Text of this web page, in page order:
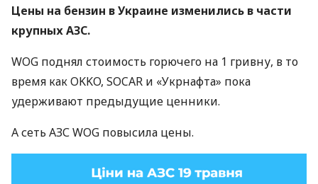
Цены на бензин в Украине изменились в части
крупных АЗС.
WOG поднял стоимость горючего на 1 гривну, в то
время как OKKO, SOCAR и «Укрнафта» пока
удерживают предыдущие ценники.
А сеть АЗС WOG повысила цены.